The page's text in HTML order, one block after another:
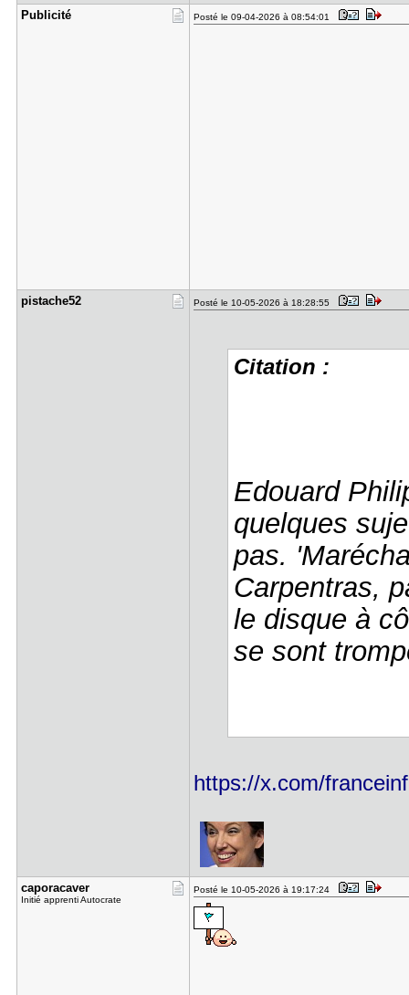
Publicité Posté le 09-04-2026 à 08:54:01
pistache52 Posté le 10-05-2026 à 18:28:55
Citation :
Edouard
quelques
pas.
Carpentras,
le disque à
se sont
https://x.com/
caporacave​r
Initié apprenti Autocrate
Posté le 10-05-2026 à 19:17:24